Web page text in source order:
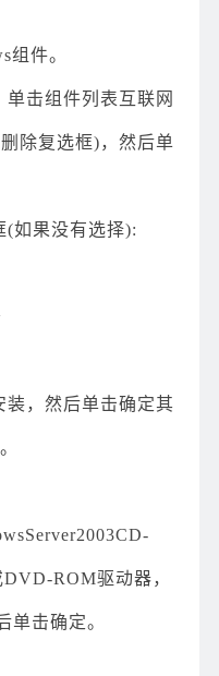
组件。
击组件列表互联网
除复选框)，然后单
(如果没有选择):
装，然后单击确定其
ROM驱动器，
单击确定。